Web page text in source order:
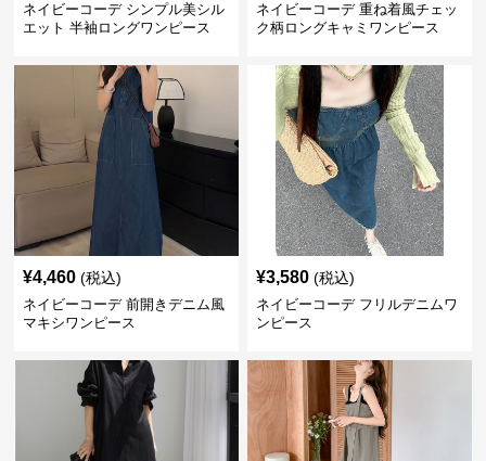
ネイビーコーデ シンプル美シル
エット 半袖ロングワンピース
ネイビーコーデ 重ね着風チェッ
ク柄ロングキャミワンピース
¥4,460 (税込)
ネイビーコーデ 前開きデニム風
マキシワンピース
¥3,580 (税込)
ネイビーコーデ フリルデニムワ
ンピース